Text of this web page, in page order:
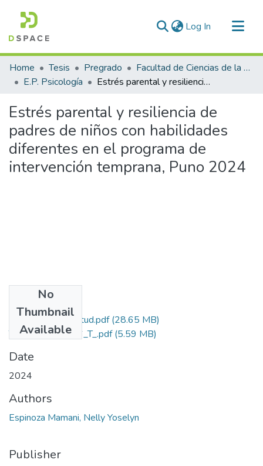
Log In (current)
Communities & Collections
All of DSpace
Home Tesis Pregrado
Facultad de Ciencias de la Salud
E.P. Psicología
Estrés parental y resiliencia de padres de niños con habilidades diferentes en el programa de intervención temprana, Puno 2024
Estrés parental y resiliencia de
padres de niños con habilidades
diferentes en el programa de
intervención temprana, Puno 2024
No
Thumbnail
Available
Grado de Similitud.pdf(28.65 MB)
T036_70442926_T_.pdf(5.59 MB)
Date
2024
Authors
Espinoza Mamani, Nelly Yoselyn
Publisher